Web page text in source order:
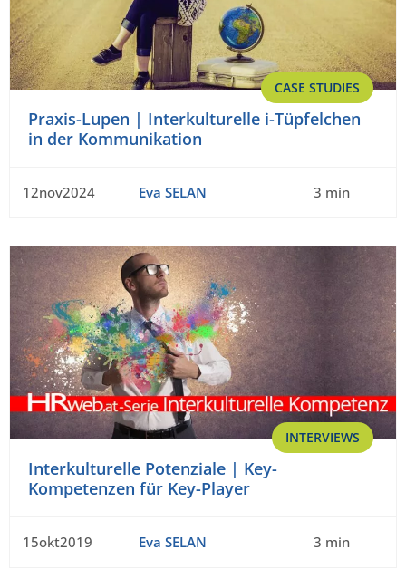
CASE STUDIES
Praxis-Lupen | Interkulturelle i-Tüpfelchen
in der Kommunikation
12nov2024 Eva SELAN 3 min
INTERVIEWS
Interkulturelle Potenziale | Key-
Kompetenzen für Key-Player
15okt2019 Eva SELAN 3 min